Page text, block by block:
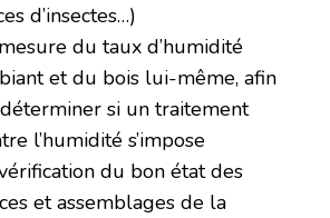
d’insectes…)
du taux d’humidité
et du bois lui-même, afin
si un traitement
l’humidité s’impose
du bon état des
et assemblages de la